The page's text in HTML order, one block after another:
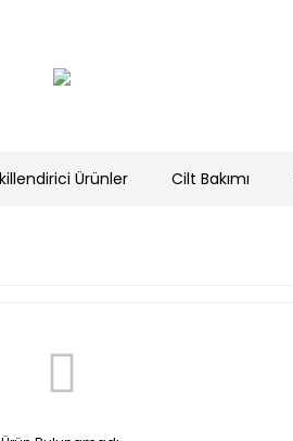
Ürünler Cilt Bakımı